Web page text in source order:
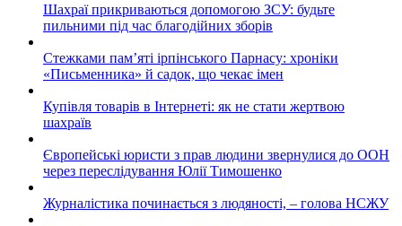
Шахраї прикриваються допомогою ЗСУ: будьте
пильними під час благодійних зборів
Стежками пам’яті ірпінського Парнасу: хроніки
«Письменника» й садок, що чекає імен
Купівля товарів в Інтернеті: як не стати жертвою
шахраїв
Європейські юристи з прав людини звернулися до ООН
через переслідування Юлії Тимошенко
Журналістика починається з людяності, – голова НСЖУ